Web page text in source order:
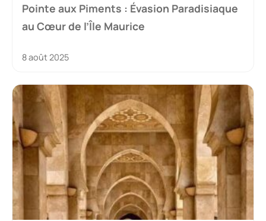
Pointe aux Piments : Évasion Paradisiaque
au Cœur de l’Île Maurice
8 août 2025